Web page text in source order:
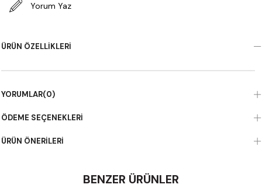
Yorum Yaz
ÜRÜN ÖZELLIKLERI
YORUMLAR(0)
ÖDEME SEÇENEKLERI
ÜRÜN ÖNERILERI
BENZER ÜRÜNLER